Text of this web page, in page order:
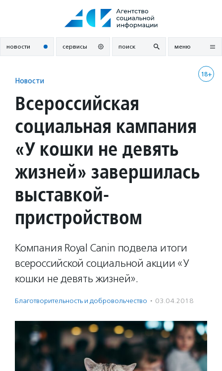
новости сервисы поиск меню
18+
Новости
Всероссийская
социальная кампания
«У кошки не девять
жизней» завершилась
выставкой-
пристройством
Компания Royal Canin подвела итоги
всероссийской социальной акции «У
кошки не девять жизней».
Благотвори­тель­ность и доброволь­чест­во · 03.04.2018